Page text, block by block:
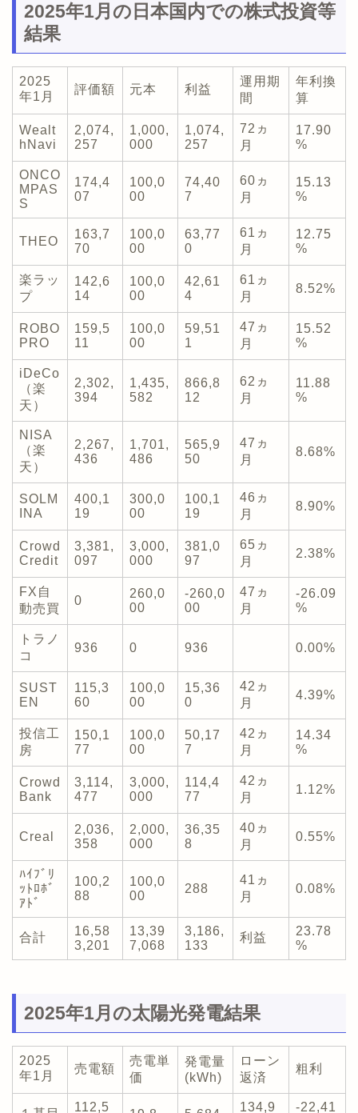
2025年1月の日本国内での株式投資等
結果
2025
年1月
評価額 元本 利益
運用期
間
年利換
算
Wealt
hNavi
2,074,
257
1,000,
000
1,074,
257
72ヵ
月
17.90
%
ONCO
MPAS
S
174,4
07
100,0
00
74,40
7
60ヵ
月
15.13
%
THEO
163,7
70
100,0
00
63,77
0
61ヵ
月
12.75
%
楽ラッ
プ
142,6
14
100,0
00
42,61
4
61ヵ
月
8.52%
ROBO
PRO
159,5
11
100,0
00
59,51
1
47ヵ
月
15.52
%
iDeCo
（楽
天）
2,302,
394
1,435,
582
866,8
12
62ヵ
月
11.88
%
NISA
（楽
天）
2,267,
436
1,701,
486
565,9
50
47ヵ
月
8.68%
SOLM
INA
400,1
19
300,0
00
100,1
19
46ヵ
月
8.90%
Crowd
Credit
3,381,
097
3,000,
000
381,0
97
65ヵ
月
2.38%
FX自
動売買
0
260,0
00
-260,0
00
47ヵ
月
-26.09
%
トラノ
コ
936 0 936 0.00%
SUST
EN
115,3
60
100,0
00
15,36
0
42ヵ
月
4.39%
投信工
房
150,1
77
100,0
00
50,17
7
42ヵ
月
14.34
%
Crowd
Bank
3,114,
477
3,000,
000
114,4
77
42ヵ
月
1.12%
Creal
2,036,
358
2,000,
000
36,35
8
40ヵ
月
0.55%
ﾊｲﾌﾞﾘ
ｯﾄﾛﾎﾞ
ｱﾄﾞ
100,2
88
100,0
00
288
41ヵ
月
0.08%
合計
16,58
3,201
13,39
7,068
3,186,
133
利益
23.78
%
2025年1月の太陽光発電結果
2025
年1月
売電額
売電単
価
発電量
(kWh)
ローン
返済
粗利
112,5 134,9 -22,41